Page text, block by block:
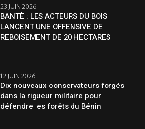
23 JUIN 2026
BANTÈ : LES ACTEURS DU BOIS
LANCENT UNE OFFENSIVE DE
REBOISEMENT DE 20 HECTARES
12 JUIN 2026
Dix nouveaux conservateurs forgés
dans la rigueur militaire pour
défendre les forêts du Bénin